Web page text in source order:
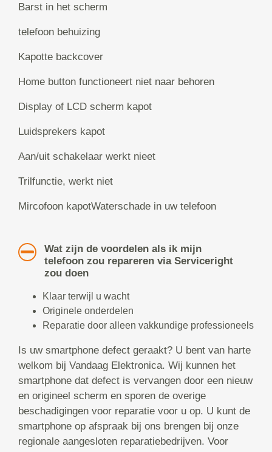
Barst in het scherm
telefoon behuizing
Kapotte backcover
Home button functioneert niet naar behoren
Display of LCD scherm kapot
Luidsprekers kapot
Aan/uit schakelaar werkt nieet
Trilfunctie, werkt niet
Mircofoon kapotWaterschade in uw telefoon
Wat zijn de voordelen als ik mijn
telefoon zou repareren via Serviceright
zou doen
Klaar terwijl u wacht
Originele onderdelen
Reparatie door alleen vakkundige professioneels
Is uw smartphone defect geraakt? U bent van harte
welkom bij Vandaag Elektronica. Wij kunnen het
smartphone dat defect is vervangen door een nieuw
en origineel scherm en sporen de overige
beschadigingen voor reparatie voor u op. U kunt de
smartphone op afspraak bij ons brengen bij onze
regionale aangesloten reparatiebedrijven. Voor